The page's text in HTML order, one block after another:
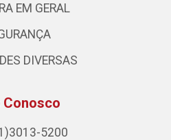
EM GERAL
DIVERSAS
Conosco
5200